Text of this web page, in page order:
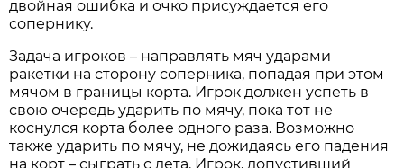
двойная ошибка и очко присуждается его
сопернику.
Задача игроков – направлять мяч ударами
ракетки на сторону соперника, попадая при этом
мячом в границы корта. Игрок должен успеть в
свою очередь ударить по мячу, пока тот не
коснулся корта более одного раза. Возможно
также ударить по мячу, не дожидаясь его падения
на корт – сыграть с лета. Игрок, допустивший